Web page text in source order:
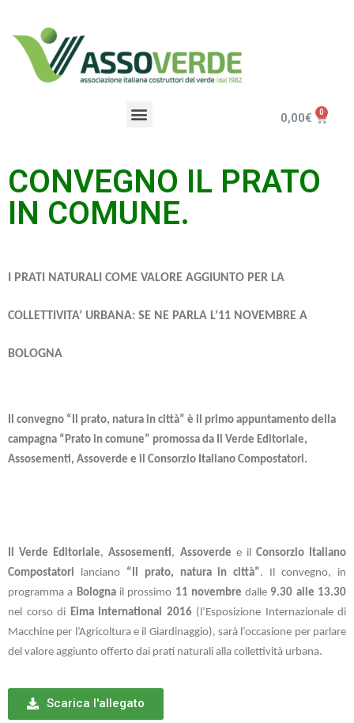
0,00€
CONVEGNO IL PRATO
IN COMUNE.
I PRATI NATURALI COME VALORE AGGIUNTO PER LA
COLLETTIVITA’ URBANA: SE NE PARLA L’11 NOVEMBRE A
BOLOGNA
Il convegno “Il prato, natura in città” è il primo appuntamento della
campagna “Prato in comune” promossa da Il Verde Editoriale,
Assosementi, Assoverde e il Consorzio Italiano Compostatori.
Il Verde Editoriale,Assosementi, Assoverde e il Consorzio Italiano
Compostatori lanciano “Il prato, natura in città”. Il convegno, in
programma a Bolognail prossimo 11 novembre dalle 9.30 alle 13.30
nel corso di Eima International 2016(l’Esposizione Internazionale di
Macchine per l’Agricoltura e il Giardinaggio), sarà l’occasione per parlare
del valore aggiunto offerto dai prati naturali alla collettività urbana.
Scarica l'allegato